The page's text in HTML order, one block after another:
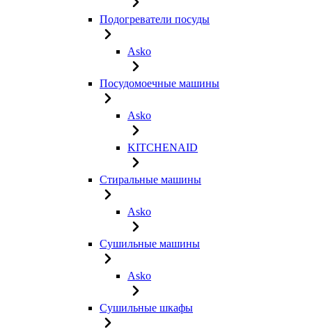
Подогреватели посуды
Asko
Посудомоечные машины
Asko
KITCHENAID
Стиральные машины
Asko
Сушильные машины
Asko
Сушильные шкафы